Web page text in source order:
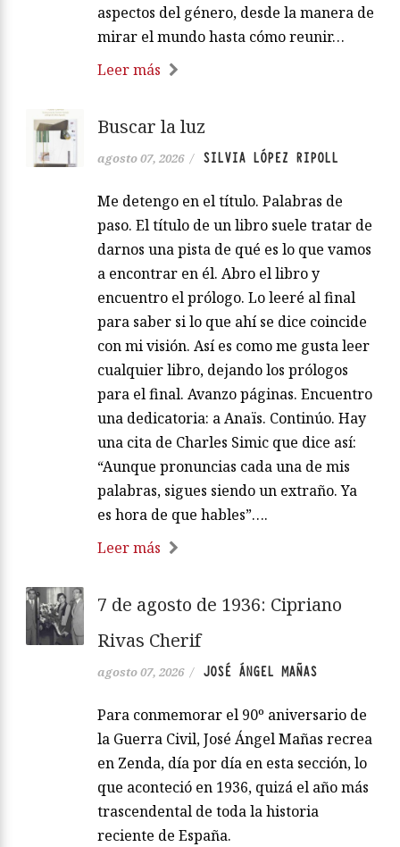
aspectos del género, desde la manera de
mirar el mundo hasta cómo reunir…
Leer más
Buscar la luz
agosto 07, 2026 / SILVIA LÓPEZ RIPOLL
Me detengo en el título. Palabras de
paso. El título de un libro suele tratar de
darnos una pista de qué es lo que vamos
a encontrar en él. Abro el libro y
encuentro el prólogo. Lo leeré al final
para saber si lo que ahí se dice coincide
con mi visión. Así es como me gusta leer
cualquier libro, dejando los prólogos
para el final. Avanzo páginas. Encuentro
una dedicatoria: a Anaïs. Continúo. Hay
una cita de Charles Simic que dice así:
“Aunque pronuncias cada una de mis
palabras, sigues siendo un extraño. Ya
es hora de que hables”….
Leer más
7 de agosto de 1936: Cipriano
Rivas Cherif
agosto 07, 2026 / JOSÉ ÁNGEL MAÑAS
Para conmemorar el 90º aniversario de
la Guerra Civil, José Ángel Mañas recrea
en Zenda, día por día en esta sección, lo
que aconteció en 1936, quizá el año más
trascendental de toda la historia
reciente de España.